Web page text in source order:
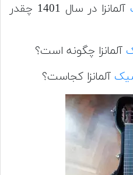
آلمانزا در سال 1401 چقدر
آلمانزا چگونه است؟
آلمانزا کجاست؟